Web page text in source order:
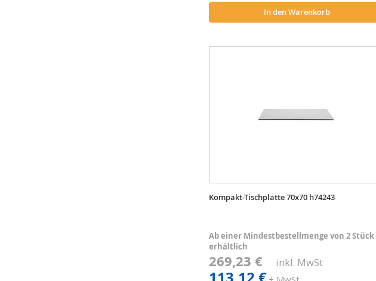
In den Warenkorb
Kompakt-Tischplatte 70x70 h74243
Ab einer Mindestbestellmenge von 2 Stück
erhältlich
269,23 € inkl. MwSt